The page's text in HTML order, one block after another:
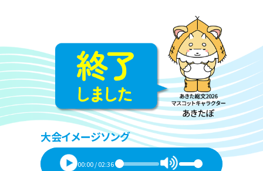
リンク集
サイトマップ
大会イメージソング
00:00 / 02:36